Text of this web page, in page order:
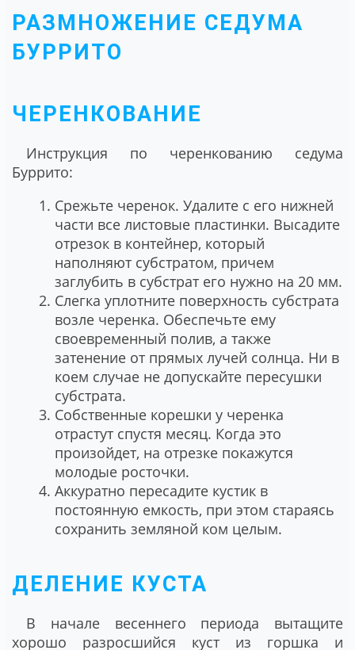
РАЗМНОЖЕНИЕ СЕДУМА
БУРРИТО
ЧЕРЕНКОВАНИЕ
Инструкция по черенкованию седума
Буррито:
Срежьте черенок. Удалите с его нижней
части все листовые пластинки. Высадите
отрезок в контейнер, который
наполняют субстратом, причем
заглубить в субстрат его нужно на 20 мм.
Слегка уплотните поверхность субстрата
возле черенка. Обеспечьте ему
своевременный полив, а также
затенение от прямых лучей солнца. Ни в
коем случае не допускайте пересушки
субстрата.
Собственные корешки у черенка
отрастут спустя месяц. Когда это
произойдет, на отрезке покажутся
молодые росточки.
Аккуратно пересадите кустик в
постоянную емкость, при этом стараясь
сохранить земляной ком целым.
ДЕЛЕНИЕ КУСТА
В начале весеннего периода вытащите
хорошо разросшийся куст из горшка и